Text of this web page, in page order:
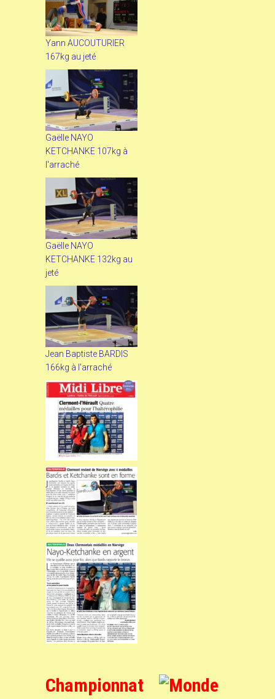
Yann AUCOUTURIER
167kg au jeté
Gaëlle NAYO
KETCHANKE 107kg à
l'arraché
Gaëlle NAYO
KETCHANKE 132kg au
jeté
Jean Baptiste BARDIS
166kg à l'arraché
Championnat